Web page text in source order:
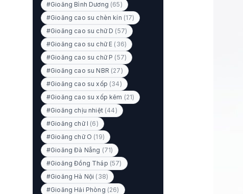
#Gioăng Bình Dương (65)
#Gioăng cao su chèn kín (17)
#Gioăng cao su chữ D (57)
#Gioăng cao su chữ E (36)
#Gioăng cao su chữ P (57)
#Gioăng cao su NBR (27)
#Gioăng cao su xốp (34)
#Gioăng cao su xốp kẽm (21)
#Gioăng chịu nhiệt (44)
#Gioăng chữ I (6)
#Gioăng chữ O (19)
#Gioăng Đà Nẵng (71)
#Gioăng Đồng Tháp (57)
#Gioăng Hà Nội (38)
#Gioăng Hải Phòng (26)